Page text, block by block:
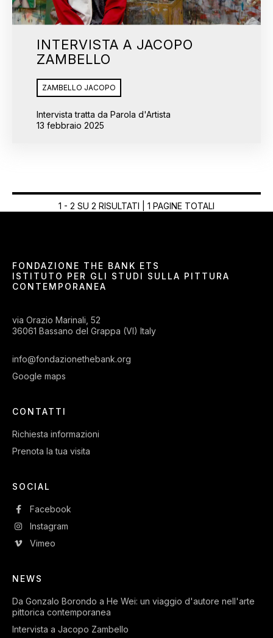
INTERVISTA A JACOPO
ZAMBELLO
ZAMBELLO JACOPO
Intervista tratta da Parola d'Artista
13 febbraio 2025
1 - 2 SU 2 RISULTATI | 1 PAGINE TOTALI
FONDAZIONE THE BANK ETS
ISTITUTO PER GLI STUDI SULLA PITTURA
CONTEMPORANEA
via Orazio Marinali, 52
36061 Bassano del Grappa (VI) Italy
info@fondazionethebank.org
Google maps
CONTATTI
Richiesta informazioni
Prenota la tua visita
SOCIAL
Facebook
Instagram
Vimeo
NEWS
Da Gonzalo Borondo a He Wei: un viaggio d'autore nell'arte
pittorica contemporanea
Intervista a Jacopo Zambello